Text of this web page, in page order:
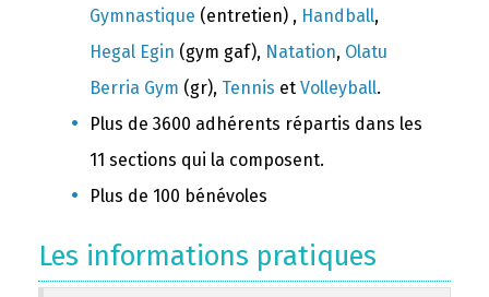
Gymnastique (entretien) , Handball,
Hegal Egin (gym gaf), Natation, Olatu
Berria Gym (gr), Tennis et Volleyball.
Plus de 3600 adhérents répartis dans les
11 sections qui la composent.
Plus de 100 bénévoles
Les informations pratiques